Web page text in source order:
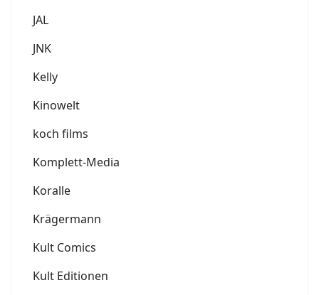
JAL
JNK
Kelly
Kinowelt
koch films
Komplett-Media
Koralle
Krägermann
Kult Comics
Kult Editionen